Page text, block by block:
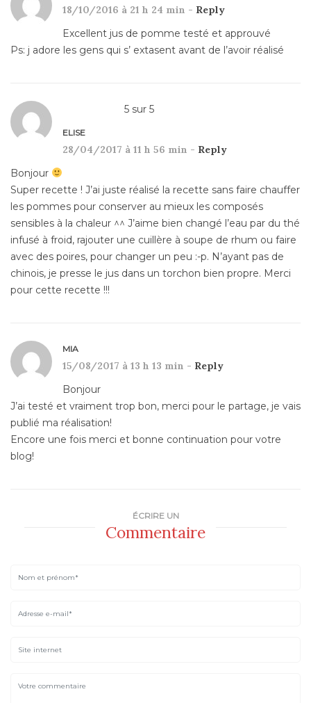
18/10/2016 à 21 h 24 min - Reply
Excellent jus de pomme testé et approuvé
Ps: j adore les gens qui s’ extasent avant de l’avoir réalisé
5 sur 5
ELISE
28/04/2017 à 11 h 56 min - Reply
Bonjour
Super recette ! J’ai juste réalisé la recette sans faire chauffer
les pommes pour conserver au mieux les composés
sensibles à la chaleur ^^ J’aime bien changé l’eau par du thé
infusé à froid, rajouter une cuillère à soupe de rhum ou faire
avec des poires, pour changer un peu :-p. N’ayant pas de
chinois, je presse le jus dans un torchon bien propre. Merci
pour cette recette !!!
MIA
15/08/2017 à 13 h 13 min - Reply
Bonjour
J’ai testé et vraiment trop bon, merci pour le partage, je vais
publié ma réalisation!
Encore une fois merci et bonne continuation pour votre
blog!
ÉCRIRE UN
Commentaire